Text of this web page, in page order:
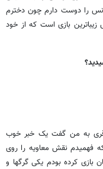
را دوست دارم چون دخترم
بازی است که از خود
به من گفت یک خبر خوب
فهمیدم نقش معاویه را روی
بازی کرده بودم یکی گرگها و